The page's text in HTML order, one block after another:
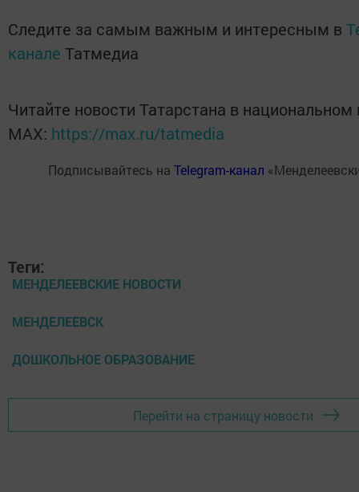
Следите за самым важным и интересным в
канале Татмедиа
Читайте новости Татарстана в
MАХ: https://max.ru/tatmedia
Подписывайтесь на Telegram-канал
Теги:
МЕНДЕЛЕЕВСКИЕ НОВОСТИ
МЕНДЕЛЕЕВСК
ДОШКОЛЬНОЕ ОБРАЗОВАНИЕ
Перейти на страницу новости